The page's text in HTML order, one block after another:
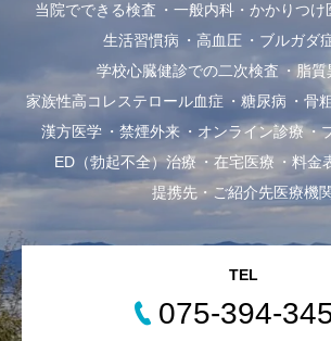
当院でできる検査
一般内科・かかりつけ
生活習慣病
高血圧
ブルガダ
学校心臓健診での二次検査
脂質
家族性高コレステロール血症
糖尿病 骨
漢方医学
禁煙外来 オンライン診療
ED（勃起不全）治療
在宅医療 料金
提携先・ご紹介先医療機関
TEL
075-394-